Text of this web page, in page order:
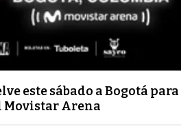
este sábado a Bogotá para
Movistar Arena